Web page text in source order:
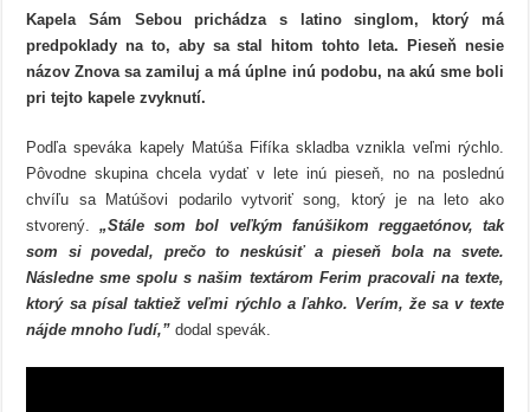
latino
slovenskom
znení?
Vypočujte
si
nový
od
kapely
Sám
sebou
Kapela Sám Sebou prichádza s latino singlom, ktorý má
predpoklady na to, aby sa stal hitom tohto leta. Pieseň nesie
názov Znova sa zamiluj a má úplne inú podobu, na akú sme boli
pri tejto kapele zvyknutí.
Podľa speváka kapely Matúša Fifíka skladba vznikla veľmi rýchlo.
Pôvodne skupina chcela vydať v lete inú pieseň, no na poslednú
chvíľu sa Matúšovi podarilo vytvoriť song, ktorý je na leto ako
stvorený. „Stále som bol veľkým fanúšikom reggaetónov, tak
som si povedal, prečo to neskúsiť a pieseň bola na svete.
Následne sme spolu s našim textárom Ferim pracovali na texte,
ktorý sa písal taktiež veľmi rýchlo a ľahko. Verím, že sa v texte
nájde mnoho ľudí,” dodal spevák.